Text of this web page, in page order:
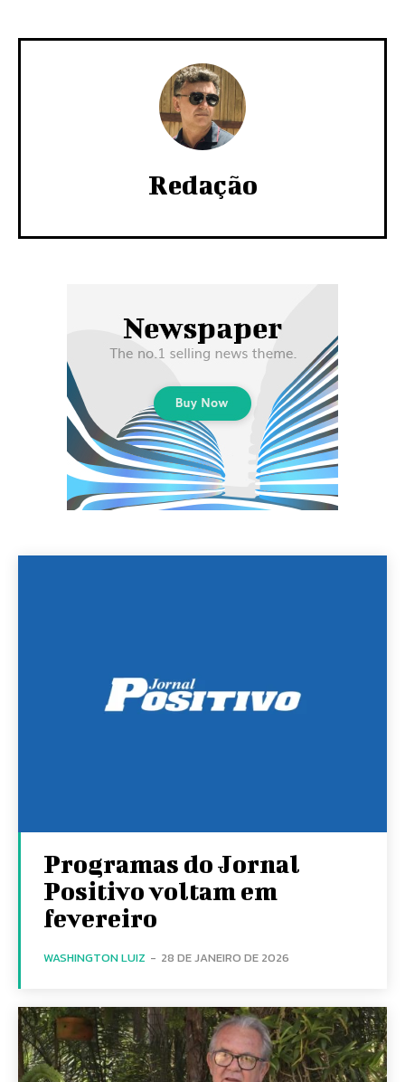
Redação
Programas do Jornal
Positivo voltam em
fevereiro
WASHINGTON LUIZ - 28 DE JANEIRO DE 2026